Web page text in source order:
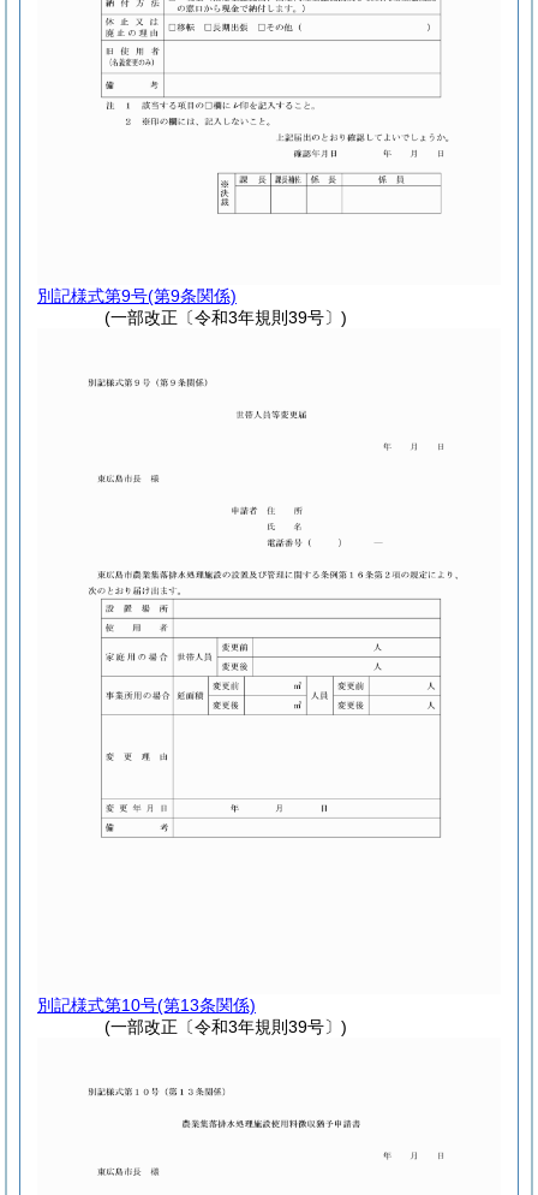
別記様式第9号(第9条関係)
(一部改正〔令和3年規則39号〕)
別記様式第10号(第13条関係)
(一部改正〔令和3年規則39号〕)